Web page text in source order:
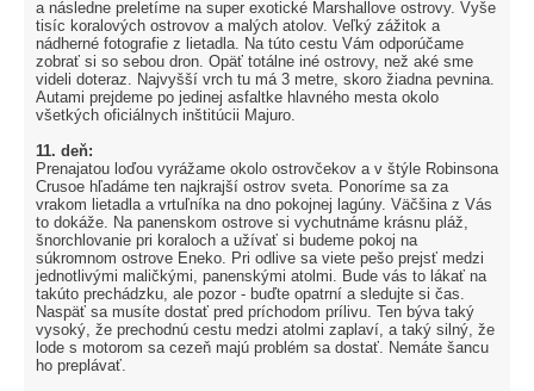
a následne preletíme na super exotické Marshallove ostrovy. Vyše
tisíc koralových ostrovov a malých atolov. Veľký zážitok a
nádherné fotografie z lietadla. Na túto cestu Vám odporúčame
zobrať si so sebou dron. Opäť totálne iné ostrovy, než aké sme
videli doteraz. Najvyšší vrch tu má 3 metre, skoro žiadna pevnina.
Autami prejdeme po jedinej asfaltke hlavného mesta okolo
všetkých oficiálnych inštitúcii Majuro.
11. deň:
Prenajatou loďou vyrážame okolo ostrovčekov a v štýle Robinsona
Crusoe hľadáme ten najkrajší ostrov sveta. Ponoríme sa za
vrakom lietadla a vrtuľníka na dno pokojnej lagúny. Väčšina z Vás
to dokáže. Na panenskom ostrove si vychutnáme krásnu pláž,
šnorchlovanie pri koraloch a užívať si budeme pokoj na
súkromnom ostrove Eneko. Pri odlive sa viete pešo prejsť medzi
jednotlivými maličkými, panenskými atolmi. Bude vás to lákať na
takúto prechádzku, ale pozor - buďte opatrní a sledujte si čas.
Naspäť sa musíte dostať pred príchodom prílivu. Ten býva taký
vysoký, že prechodnú cestu medzi atolmi zaplaví, a taký silný, že
lode s motorom sa cezeň majú problém sa dostať. Nemáte šancu
ho preplávať.